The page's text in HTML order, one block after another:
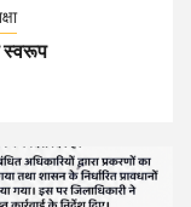
स्वरूप